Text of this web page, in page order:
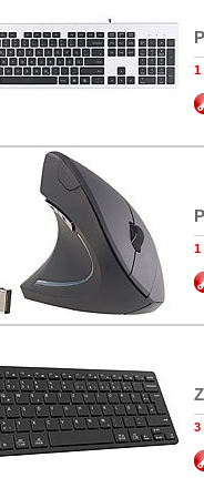
1
1
3